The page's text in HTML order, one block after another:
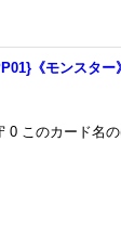
《モンスター》
0 このカード名の